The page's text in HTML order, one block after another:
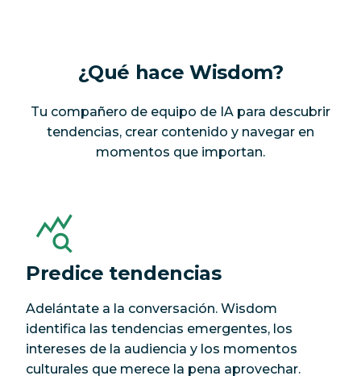
¿Qué hace Wisdom?
Tu compañero de equipo de IA para descubrir
tendencias, crear contenido y navegar en
momentos que importan.
Predice tendencias
Adelántate a la conversación. Wisdom
identifica las tendencias emergentes, los
intereses de la audiencia y los momentos
culturales que merece la pena aprovechar.